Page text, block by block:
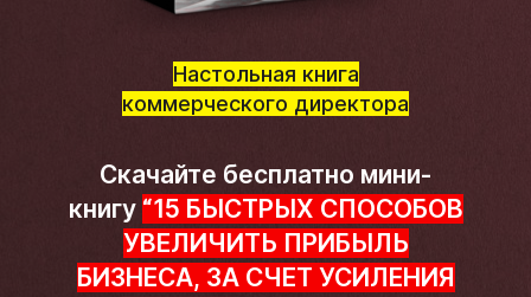
Настольная книга
коммерческого директора
Скачайте бесплатно мини-
книгу “15 БЫСТРЫХ СПОСОБОВ
УВЕЛИЧИТЬ ПРИБЫЛЬ
БИЗНЕСА, ЗА СЧЕТ УСИЛЕНИЯ